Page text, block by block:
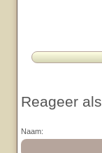
Reageer
Naam: